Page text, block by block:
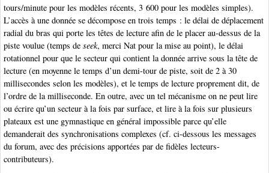
tours/minute pour les modèles récents, 3 600 pour les modèles simples).
L’accès à une donnée se décompose en trois temps : le délai de déplacement
radial du bras qui porte les têtes de lecture afin de le placer au-dessus de la
piste voulue (temps de seek, merci Nat pour la mise au point), le délai
rotationnel pour que le secteur qui contient la donnée arrive sous la tête de
lecture (en moyenne le temps d’un demi-tour de piste, soit de 2 à 30
millisecondes selon les modèles), et le temps de lecture proprement dit, de
l’ordre de la milliseconde. En outre, avec un tel mécanisme on ne peut lire
ou écrire qu’un secteur à la fois par surface, et lire à la fois sur plusieurs
plateaux est une gymnastique en général impossible parce qu’elle
demanderait des synchronisations complexes (cf. ci-dessous les messages
du forum, avec des précisions apportées par de fidèles lecteurs-
contributeurs).